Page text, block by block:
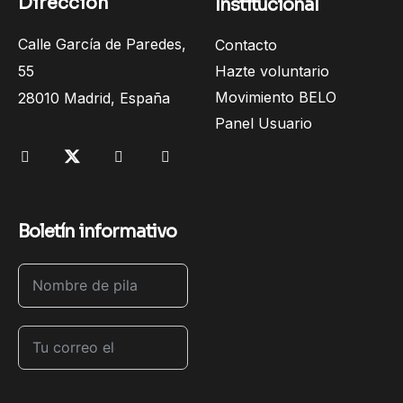
Calle García de Paredes,
55
28010 Madrid, España
Institucional
Contacto
Hazte voluntario
Movimiento BELO
Panel Usuario
Boletín informativo